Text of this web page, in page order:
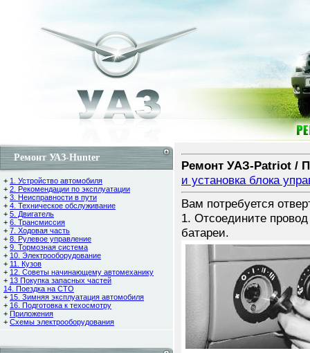
Ремонт УАЗ-Hunter
+ 1. Устройство автомобиля
+ 2. Рекомендации по эксплуатации
+ 3. Неисправности в пути
+ 4. Техническое обслуживание
+ 5. Двигатель
+ 6. Трансмиссия
+ 7. Ходовая часть
+ 8. Рулевое управление
+ 9. Тормозная система
+ 10. Электрооборудование
+ 11. Кузов
+ 12. Советы начинающему автомеханику
+ 13 Покупка запасных частей
14. Поездка на СТО
+ 15. Зимняя эксплуатация автомобиля
+ 16. Подготовка к техосмотру
+ Приложения
+ Схемы электрооборудования
Ремонт УАЗ-Patriot /
и установка блока
Вам потребуется
1. Отсоедините
батареи.